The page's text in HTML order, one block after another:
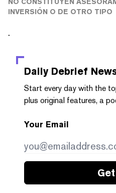
INVERSIÓN O DE OTRO TIPO
.
Daily Debrief
Start every day with the
plus original features, a
Your Email